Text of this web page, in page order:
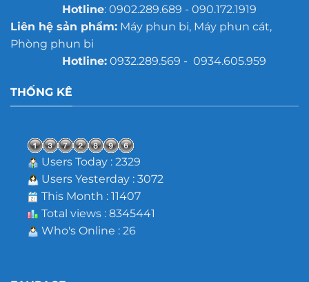
Hotline: 0902.289.689 - 090.172.1919
Liên hệ sản phẩm:Máy phun bi, Máy phun cát,
Phòng phun bi
Hotline:0932.289.569 - 0934.605.959
THỐNG KÊ
Users Today : 2329
Users Yesterday : 3072
This Month : 11407
Total views : 8345441
Who's Online : 26